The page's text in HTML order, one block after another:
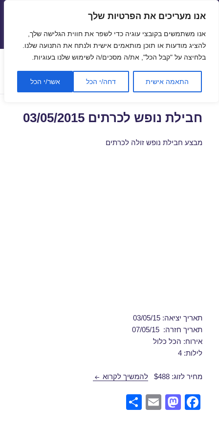
אנו מעריכים את הפרטיות שלך
אנו משתמשים בקובצי עוגיה כדי לשפר את חווית הגלישה שלך,
להציג מודעות או תוכן מותאמים אישית ולנתח את התנועה שלנו.
בלחיצה על "קבל הכל", את/ה מסכים/ה לשימוש שלנו בעוגיות.
התאמה אישית דחה/י הכל אשר/י הכל
תפריטים
ווידג'טים
תגית:נופש בכרתים באפריל
חבילת נופש לכרתים 03/05/2015
מבצע חבילת נופש זולה לכרתים
תאריך יציאה: 03/05/15
תאריך חזרה: 07/05/15
אירוח: הכל כלול
לילות: 4
מחיר לזוג: $488 להמשיך לקרוא חבילת נופש לכרתים 03/05/2015
F
M
E